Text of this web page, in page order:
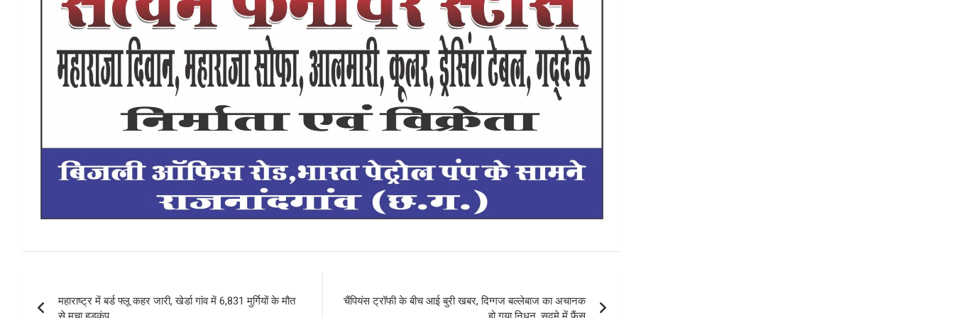
महाराष्ट्र में बर्ड फ्लू कहर जारी, खेर्डा गांव में 6,831 मुर्गियों के मौत
चैंपियंस ट्रॉफी के बीच आई बुरी खबर, दिग्गज बल्लेबाज का अचानक